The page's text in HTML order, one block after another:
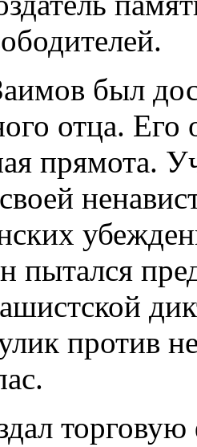
был
отца. Его
прямота.
пытался
против